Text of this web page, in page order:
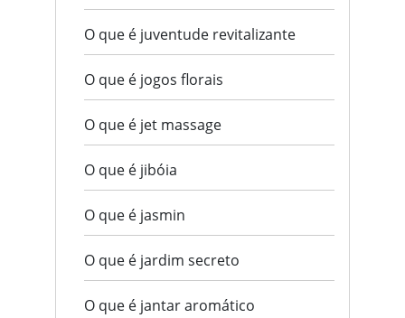
O que é juventude revitalizante
O que é jogos florais
O que é jet massage
O que é jibóia
O que é jasmin
O que é jardim secreto
O que é jantar aromático